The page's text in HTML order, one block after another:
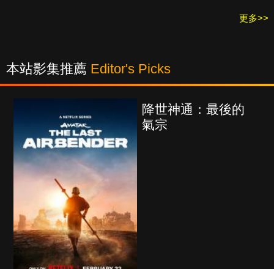
更多>>
本站影集推薦 Editor's Picks
降世神通：最後的
氣宗